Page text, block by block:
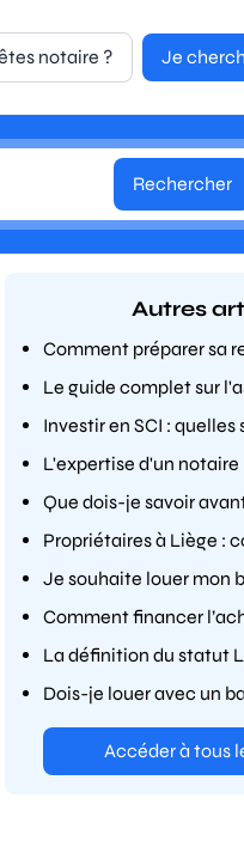
notaire ? Je
Rechercher
Autres
Comment préparer sa
Dois-je louer avec un
Accéder à tous